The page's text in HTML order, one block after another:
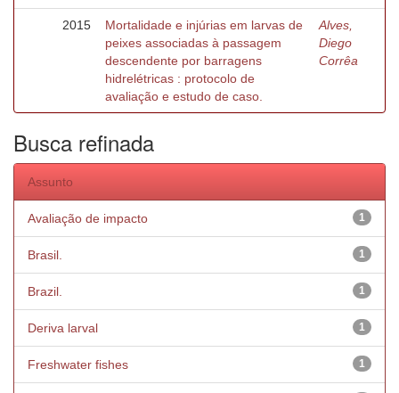
2015
Mortalidade e injúrias em larvas de
peixes associadas à passagem
descendente por barragens
hidrelétricas : protocolo de
avaliação e estudo de caso.
Alves,
Diego
Corrêa
Busca refinada
Assunto
1
Avaliação de impacto
1
Brasil.
1
Brazil.
1
Deriva larval
1
Freshwater fishes